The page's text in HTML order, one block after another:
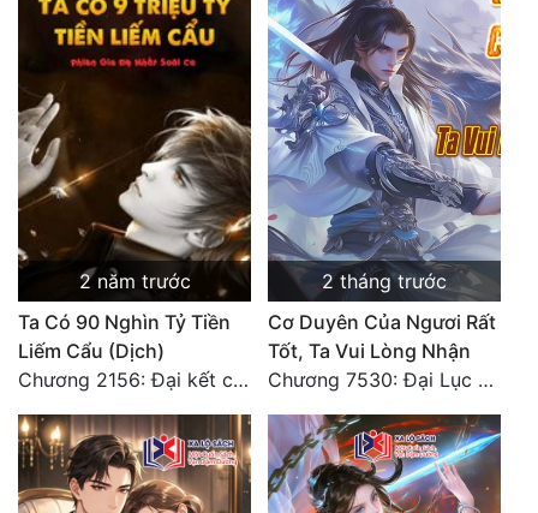
Quân Sự
Sảng Văn
Sắc
Sủng
Thanh Xuân
Tiên Hiệp
Tiểu Thuyết
Trinh Thám
Trùng Sinh
Trọng Sinh
2 năm trước
Ta Có 90 Nghìn Tỷ Tiền
Liếm Cẩu (Dịch)
Chương 2156: Đại kết cục!!!
2 tháng trước
Cơ Duyên Của Ngươi Rất
Tốt, Ta Vui Lòng Nhận
Chương 7530: Đại Lục Khởi Nguyên – Kiến Thành 71